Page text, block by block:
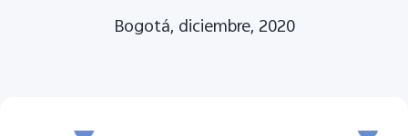
Bogotá, diciembre, 2020